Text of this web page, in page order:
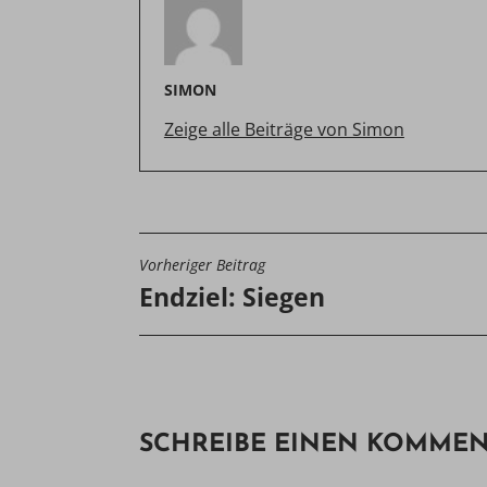
SIMON
Zeige alle Beiträge von Simon
BEITRAGSNAVIGATION
Vorheriger Beitrag
Endziel: Siegen
SCHREIBE EINEN